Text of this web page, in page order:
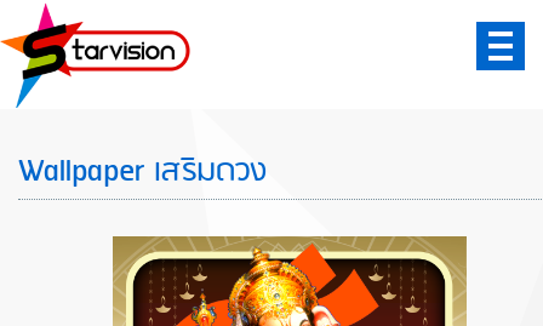
: MID :
ติดต่อเรา
Wallpaper เสริมดวง